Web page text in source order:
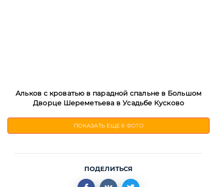
Альков с кроватью в парадной спальне в Большом
Дворце Шереметьева в Усадьбе Кусково
ПОКАЗАТЬ ЕЩЕ8 ФОТО
ПОДЕЛИТЬСЯ